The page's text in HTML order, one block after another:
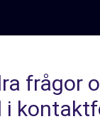
frågor
i